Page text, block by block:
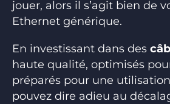
jouer, alors il s’agit bien de
Ethernet générique.
En investissant dans des
haute qualité, optimisés
préparés pour une
pouvez dire adieu au